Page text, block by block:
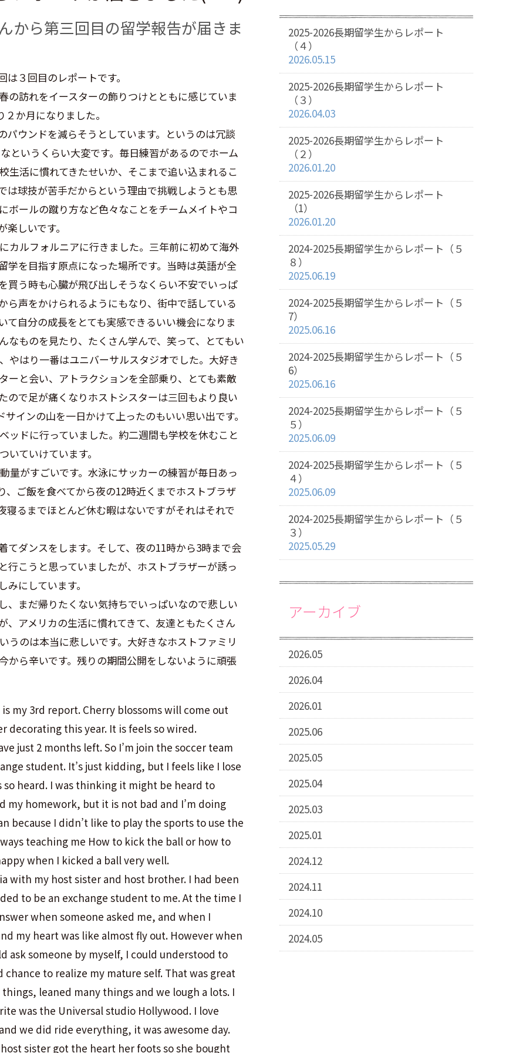
から第三回目の留学報告が届きま
３回目のレポートです。
の訪れをイースターの飾りつけとともに感じていま
か月になりました。
ウンドを減らそうとしています。というのは冗談
というくらい大変です。毎日練習があるのでホーム
生活に慣れてきたせいか、そこまで追い込まれるこ
は球技が苦手だからという理由で挑戦しようとも思
ボールの蹴り方など色々なことをチームメイトやコ
しいです。
カルフォルニアに行きました。三年前に初めて海外
学を目指す原点になった場所です。当時は英語が全
買う時も心臓が飛び出しそうなくらい不安でいっぱ
声をかけられるようにもなり、街中で話している
自分の成長をとても実感できるいい機会になりま
ものを見たり、たくさん学んで、笑って、とてもい
やはり一番はユニバーサルスタジオでした。大好き
ーと会い、アトラクションを全部乗り、とても素敵
ので足が痛くなりホストシスターは三回もより良い
インの山を一日かけて上ったのもいい思い出です。
ッドに行っていました。約二週間も学校を休むこと
ていけています。
量がすごいです。水泳にサッカーの練習が毎日あっ
ご飯を食べてから夜の12時近くまでホストブラザ
るまでほとんど休む暇はないですがそれはそれで
ダンスをします。そして、夜の11時から3時まで会
行こうと思っていましたが、ホストブラザーが誘っ
にしています。
、まだ帰りたくない気持ちでいっぱいなので悲しい
アメリカの生活に慣れてきて、友達ともたくさん
のは本当に悲しいです。大好きなホストファミリ
から辛いです。残りの期間公開をしないように頑張
my 3rd report. Cherry blossoms will come out
decorating this year. It is feels so wired.
just 2 months left. So I’m join the soccer team
student. It’s just kidding, but I feels like I lose
so heard. I was thinking it might be heard to
my homework, but it is not bad and I’m doing
because I didn’t like to play the sports to use the
teaching me How to kick the ball or how to
when I kicked a ball very well.
with my host sister and host brother. I had been
to be an exchange student to me. At the time I
when someone asked me, and when I
my heart was like almost fly out. However when
ask someone by myself, I could understood to
to realize my mature self. That was great
leaned many things and we lough a lots. I
was the Universal studio Hollywood. I love
we did ride everything, it was awesome day.
sister got the heart her foots so she bought
2025-2026長期留学生からレポート
（４）
2026.05.15
2025-2026長期留学生からレポート
（３）
2026.04.03
2025-2026長期留学生からレポート
（２）
2026.01.20
2025-2026長期留学生からレポート
（1）
2026.01.20
2024-2025長期留学生からレポート（５
８）
2025.06.19
2024-2025長期留学生からレポート（５
7）
2025.06.16
2024-2025長期留学生からレポート（５
6）
2025.06.16
2024-2025長期留学生からレポート（５
５）
2025.06.09
2024-2025長期留学生からレポート（５
４）
2025.06.09
2024-2025長期留学生からレポート（５
３）
2025.05.29
アーカイブ
2026.05
2026.04
2026.01
2025.06
2025.05
2025.04
2025.03
2025.01
2024.12
2024.11
2024.10
2024.05